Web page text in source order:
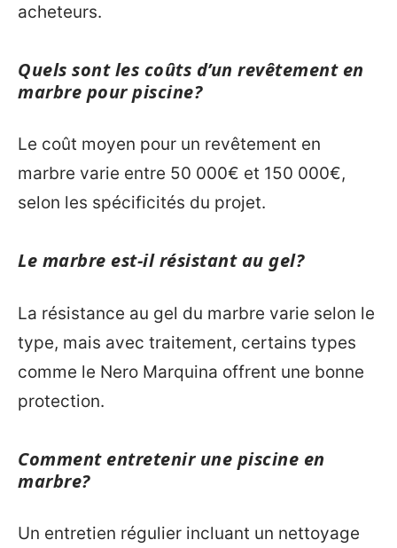
acheteurs.
Quels sont les coûts d’un revêtement en
marbre pour piscine?
Le coût moyen pour un revêtement en
marbre varie entre 50 000€ et 150 000€,
selon les spécificités du projet.
Le marbre est-il résistant au gel?
La résistance au gel du marbre varie selon le
type, mais avec traitement, certains types
comme le Nero Marquina offrent une bonne
protection.
Comment entretenir une piscine en
marbre?
Un entretien régulier incluant un nettoyage